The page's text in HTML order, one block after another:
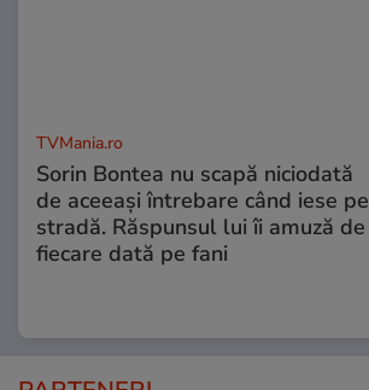
TVMania.ro
Sorin Bontea nu scapă niciodată
de aceeași întrebare când iese pe
stradă. Răspunsul lui îi amuză de
fiecare dată pe fani